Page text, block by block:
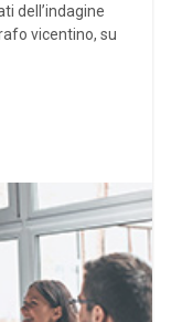
dell’indagine
vicentino, su